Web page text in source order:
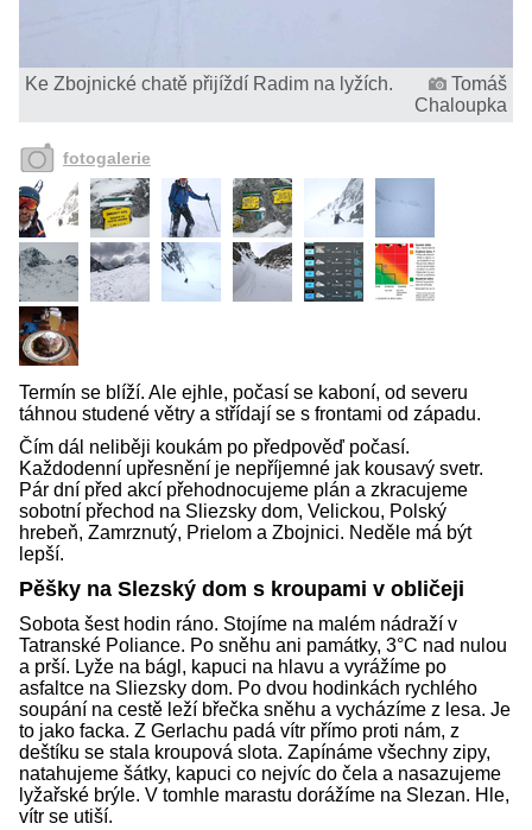
Ke Zbojnické chatě přijíždí Radim na lyžích.
Tomáš
Chaloupka
fotogalerie
Termín se blíží. Ale ejhle, počasí se kaboní, od severu
táhnou studené větry a střídají se s frontami od západu.
Čím dál neliběji koukám po předpověď počasí.
Každodenní upřesnění je nepříjemné jak kousavý svetr.
Pár dní před akcí přehodnocujeme plán a zkracujeme
sobotní přechod na Sliezsky dom, Velickou, Polský
hrebeň, Zamrznutý, Prielom a Zbojnici. Neděle má být
lepší.
Pěšky na Slezský dom s kroupami v obličeji
Sobota šest hodin ráno. Stojíme na malém nádraží v
Tatranské Poliance. Po sněhu ani památky, 3°C nad nulou
a prší. Lyže na bágl, kapuci na hlavu a vyrážíme po
asfaltce na Sliezsky dom. Po dvou hodinkách rychlého
soupání na cestě leží břečka sněhu a vycházíme z lesa. Je
to jako facka. Z Gerlachu padá vítr přímo proti nám, z
deštíku se stala kroupová slota. Zapínáme všechny zipy,
natahujeme šátky, kapuci co nejvíc do čela a nasazujeme
lyžařské brýle. V tomhle marastu dorážíme na Slezan. Hle,
vítr se utiší.